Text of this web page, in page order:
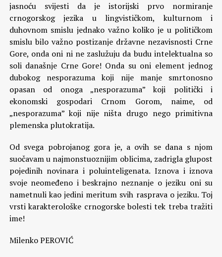
jasnoću svijesti da je istorijski prvo normiranje
crnogorskog jezika u lingvističkom, kulturnom i
duhovnom smislu jednako važno koliko je u političkom
smislu bilo važno postizanje državne nezavisnosti Crne
Gore, onda oni ni ne zaslužuju da budu intelektualna so
soli današnje Crne Gore! Onda su oni element jednog
dubokog nesporazuma koji nije manje smrtonosno
opasan od onoga „nesporazuma” koji politički i
ekonomski gospodari Crnom Gorom, naime, od
„nesporazuma” koji nije ništa drugo nego primitivna
plemenska plutokratija.
Od svega pobrojanog gora je, a ovih se dana s njom
suočavam u najmonstuoznijim oblicima, zadrigla glupost
pojedinih novinara i poluinteligenata. Iznova i iznova
svoje neomeđeno i beskrajno neznanje o jeziku oni su
nametnuli kao jedini meritum svih rasprava o jeziku. Toj
vrsti karakterološke crnogorske bolesti tek treba tražiti
ime!
Milenko PEROVIĆ